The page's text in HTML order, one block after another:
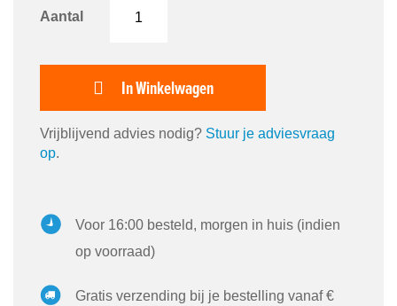
Aantal
In Winkelwagen
Vrijblijvend advies nodig? Stuur je adviesvraag
op.
Voor 16:00 besteld, morgen in huis (indien
op voorraad)
Gratis verzending bij je bestelling vanaf €